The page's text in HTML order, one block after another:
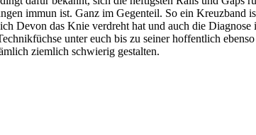
immun ist. Ganz im Gegenteil. So ein
Devon das Knie verdreht hat und auch die
unter euch bis zu seiner hoffentlich
ziemlich schwierig gestalten.